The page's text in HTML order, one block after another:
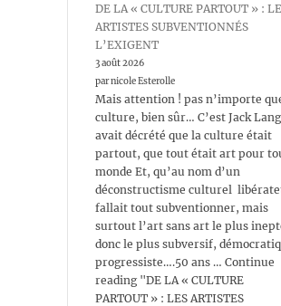
DE LA « CULTURE PARTOUT » :
ARTISTES SUBVENTIONNÉS
L’EXIGENT
3 août 2026
par nicole Esterolle
Mais attention ! pas n’importe
culture, bien sûr… C’est Jack
avait décrété que la culture était
partout, que tout était art pour
monde Et, qu’au nom d’un
déconstructisme culturel
fallait tout subventionner, mais
surtout l’art sans art le plus
donc le plus subversif,
progressiste….50 ans … Continue
reading "DE LA « CULTURE
PARTOUT » : LES ARTISTES